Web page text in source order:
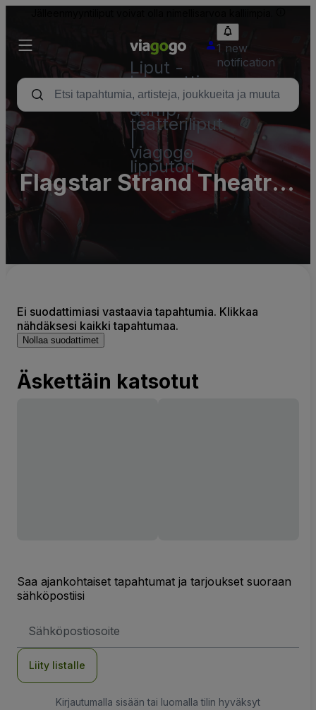
Liput -
konsertti,
urheilu
&amp;
teatteriliput
viagogo
lipputori
1 new
notification
Flagstar Strand Theatre
For The Performing of
(InActive)
Ei suodattimiasi vastaavia tapahtumia. Klikkaa
nähdäksesi kaikki tapahtumaa.
Nollaa suodattimet
Äskettäin katsotut
Saa ajankohtaiset tapahtumat ja tarjoukset suoraan
sähköpostiisi
Liity listalle
Kirjautumalla sisään tai luomalla tilin hyväksyt